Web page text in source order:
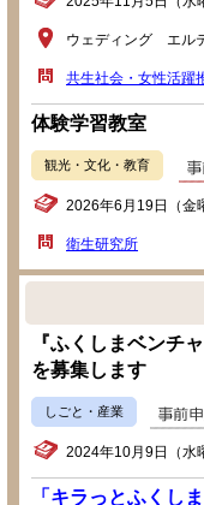
ウェディング エル
共生社会・女性活躍
体験学習教室
観光・文化・教育
2026年6月19日（金
衛生研究所
『ふくしまベンチ
を募集します
しごと・産業
2024年10月9日（水
「キラっとふくし